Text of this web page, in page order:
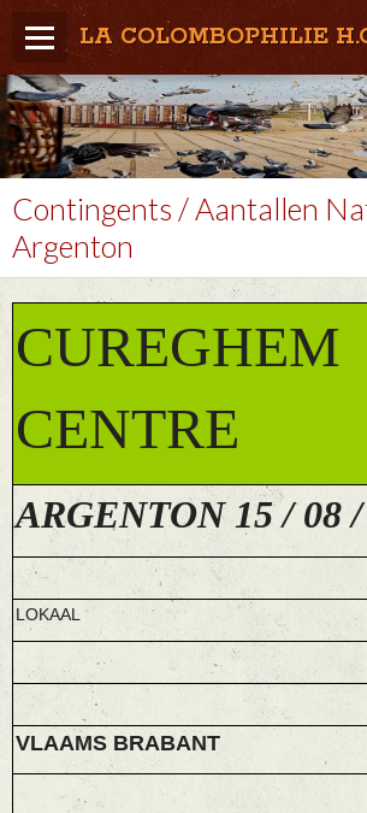
LA COLOMBOPHILIE
Home
Météo / Het weer
Lâcher / Los
Result. clubs, Provincial, (Inter)National
RFCB / KBDB
Contingents / Aantallen
Argenton
CUREGHEM
CENTRE
ARGENTON 15 / 08
LOKAAL
VLAAMS BRABANT